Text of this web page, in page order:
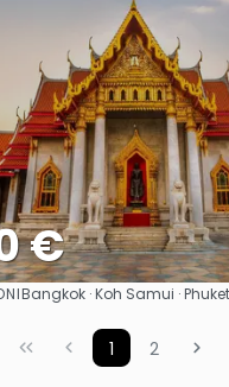
€
Vedere
Bangkok · Koh Samui ·
1 2